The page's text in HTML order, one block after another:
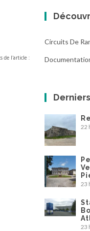
de l'article :
Circuits De
22
23
23